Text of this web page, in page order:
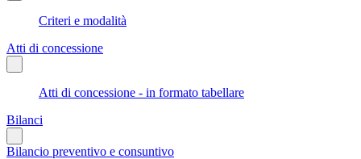
Criteri e modalità
Atti di concessione
Atti di concessione - in formato tabellare
Bilanci
Bilancio preventivo e consuntivo